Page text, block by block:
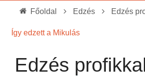
Főoldal Edzés Edzés
Így edzett a Mikulás
Edzés